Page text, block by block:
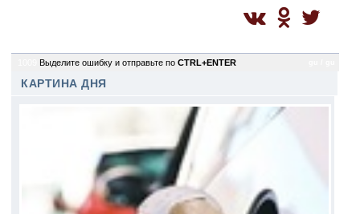
Выделите ошибку и отправьте по CTRL+ENTER
КАРТИНА ДНЯ